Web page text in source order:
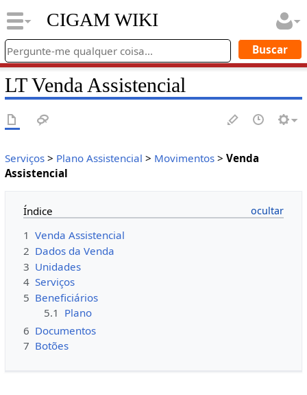
CIGAM WIKI
LT Venda Assistencial
Serviços> Plano Assistencial > Movimentos> Venda
Assistencial
Índice
1 Venda Assistencial
2 Dados da Venda
3 Unidades
4 Serviços
5 Beneficiários
5.1 Plano
6 Documentos
7 Botões